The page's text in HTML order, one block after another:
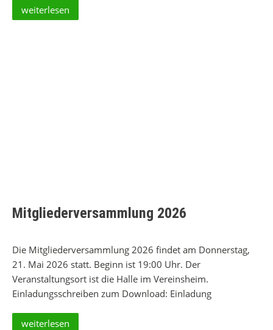
weiterlesen
Mitgliederversammlung 2026
Die Mitgliederversammlung 2026 findet am Donnerstag,
21. Mai 2026 statt. Beginn ist 19:00 Uhr. Der
Veranstaltungsort ist die Halle im Vereinsheim.
Einladungsschreiben zum Download: Einladung
weiterlesen